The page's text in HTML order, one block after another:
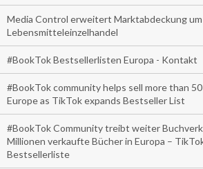
Media Control erweitert Marktabdeckung um
Lebensmitteleinzelhandel
#BookTok Bestsellerlisten Europa - Kontakt
#BookTok community helps sell more than
Europe as TikTok expands Bestseller List
#BookTok Community treibt weiter
Millionen verkaufte Bücher in Europa –
Bestsellerliste